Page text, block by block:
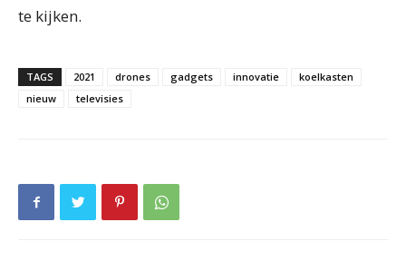
te kijken.
TAGS 2021 drones gadgets innovatie
koelkasten
nieuw
televisies